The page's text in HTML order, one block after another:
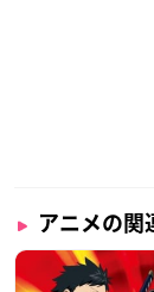
アニメの関